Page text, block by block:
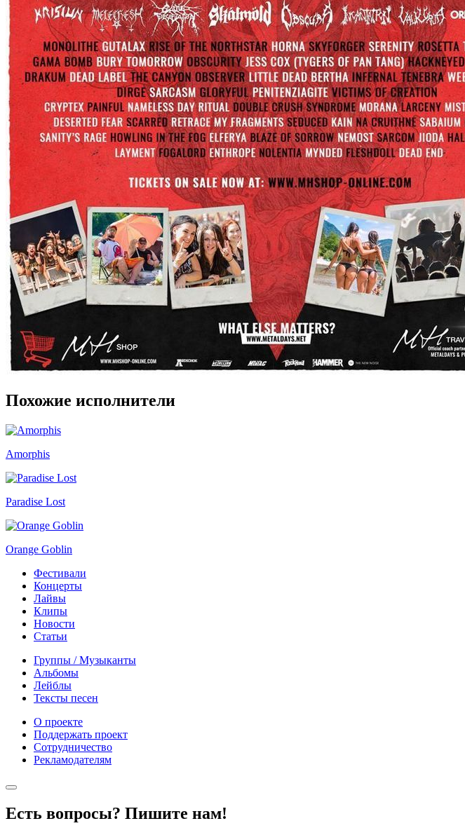
Похожие исполнители
Amorphis
Paradise Lost
Orange Goblin
Фестивали
Концерты
Лайвы
Клипы
Новости
Статьи
Группы / Музыканты
Альбомы
Лейблы
Тексты песен
О проекте
Поддержать проект
Сотрудничество
Рекламодателям
Есть вопросы? Пишите нам!